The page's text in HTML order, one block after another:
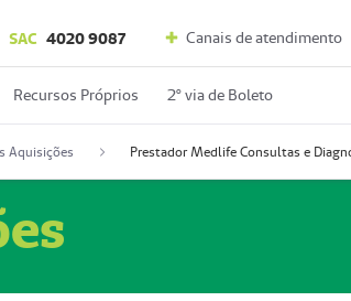
SAC 4020 9087 Canais de atendimento
Recursos Próprios 2º via de Boleto
Aquisições